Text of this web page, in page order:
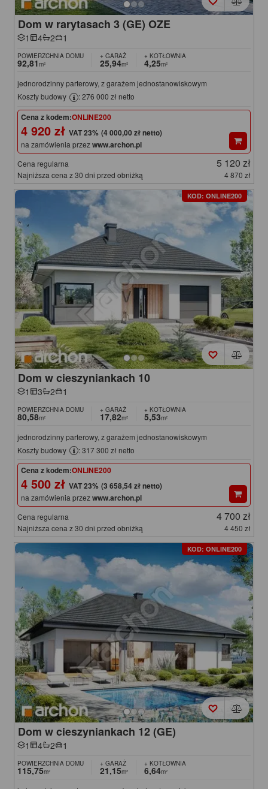
Dom w rarytasach 3 (GE) OZE
1 4 2 1
POWIERZCHNIA DOMU
92,81m²
+ GARAŻ
25,94m²
+ KOTŁOWNIA
4,25m²
jednorodzinny parterowy, z garażem jednostanowiskowym
Koszty budowy
: 276 000 zł netto
Cena z kodem:ONLINE200
4 920 zł (4 000,00 zł netto)
na zamówienia przezwww.archon.pl
Cena regularna 5 120 zł
Najniższa cena z 30 dni przed obniżką 4 870 zł
KOD: ONLINE200
Dom w cieszyniankach 10
1 3 2 1
POWIERZCHNIA DOMU
80,58m²
+ GARAŻ
17,82m²
+ KOTŁOWNIA
5,53m²
jednorodzinny parterowy, z garażem jednostanowiskowym
Koszty budowy
: 317 300 zł netto
Cena z kodem:ONLINE200
4 500 zł (3 658,54 zł netto)
na zamówienia przezwww.archon.pl
Cena regularna 4 700 zł
Najniższa cena z 30 dni przed obniżką 4 450 zł
KOD: ONLINE200
Dom w cieszyniankach 12 (GE)
1 4 2 1
POWIERZCHNIA DOMU
115,75m²
+ GARAŻ
21,15m²
+ KOTŁOWNIA
6,64m²